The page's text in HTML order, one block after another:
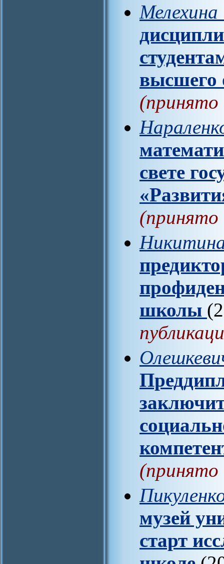
высшего
(принято
свете
(принято
школы
(принято
музей
старт